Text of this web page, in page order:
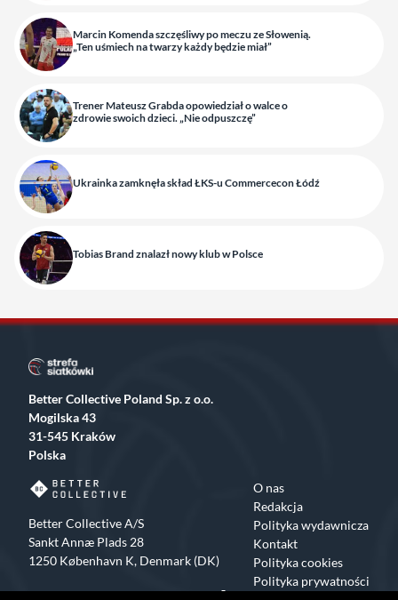
Marcin Komenda szczęśliwy po meczu ze Słowenią.
„Ten uśmiech na twarzy każdy będzie miał”
Trener Mateusz Grabda opowiedział o walce o
zdrowie swoich dzieci. „Nie odpuszczę”
Ukrainka zamknęła skład ŁKS-u Commercecon Łódź
Tobias Brand znalazł nowy klub w Polsce
Better Collective Poland Sp. z o.o.
Mogilska 43
31-545 Kraków
Polska
Better Collective A/S
Sankt Annæ Plads 28
1250 København K, Denmark (DK)
O nas
Redakcja
Polityka wydawnicza
Kontakt
Polityka cookies
Polityka prywatności